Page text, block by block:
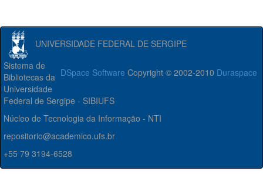
UNIVERSIDADE FEDERAL DE SERGIPE
DSpace Software Copyright © 2002-2010 Duraspace
Sistema de
Bibliotecas da
Universidade
Federal de Sergipe - SIBIUFS
Núcleo de Tecnologia da Informação - NTI
repositorio@academico.ufs.br
+55 79 3194-6528